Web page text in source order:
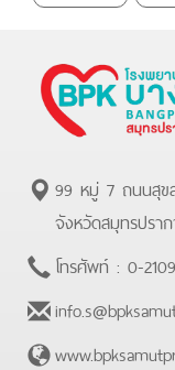
99 หมู่ 7 ถนนสุข
จังหวัดสมุทรปรา
โทรศัพท์ : 0-